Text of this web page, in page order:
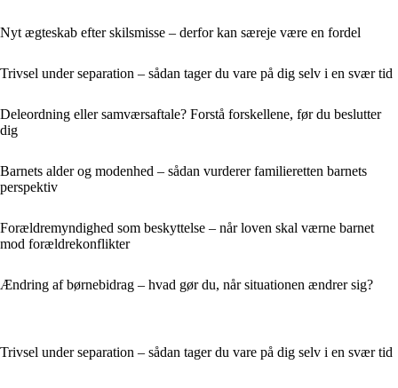
Nyt ægteskab efter skilsmisse – derfor kan særeje være en fordel
Trivsel under separation – sådan tager du vare på dig selv i en svær tid
Deleordning eller samværsaftale? Forstå forskellene, før du beslutter
dig
Barnets alder og modenhed – sådan vurderer familieretten barnets
perspektiv
Forældremyndighed som beskyttelse – når loven skal værne barnet
mod forældrekonflikter
Ændring af børnebidrag – hvad gør du, når situationen ændrer sig?
Trivsel under separation – sådan tager du vare på dig selv i en svær tid